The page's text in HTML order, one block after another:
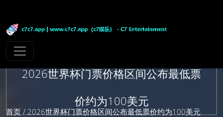
2026世界杯门票价格区间公布最低票
价约为100美元
首页 / 2026世界杯门票价格区间公布最低票价约为100美元